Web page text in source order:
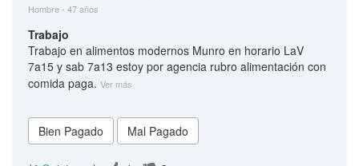
Hombre - 47 años
Trabajo
Trabajo en alimentos modernos Munro en horario LaV
7a15 y sab 7a13 estoy por agencia rubro alimentación con
comida paga. Ver más